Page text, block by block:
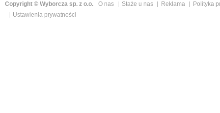
Copyright © Wyborcza sp. z o.o. O nas Staże u nas Reklama
Polityka
Ustawienia prywatności